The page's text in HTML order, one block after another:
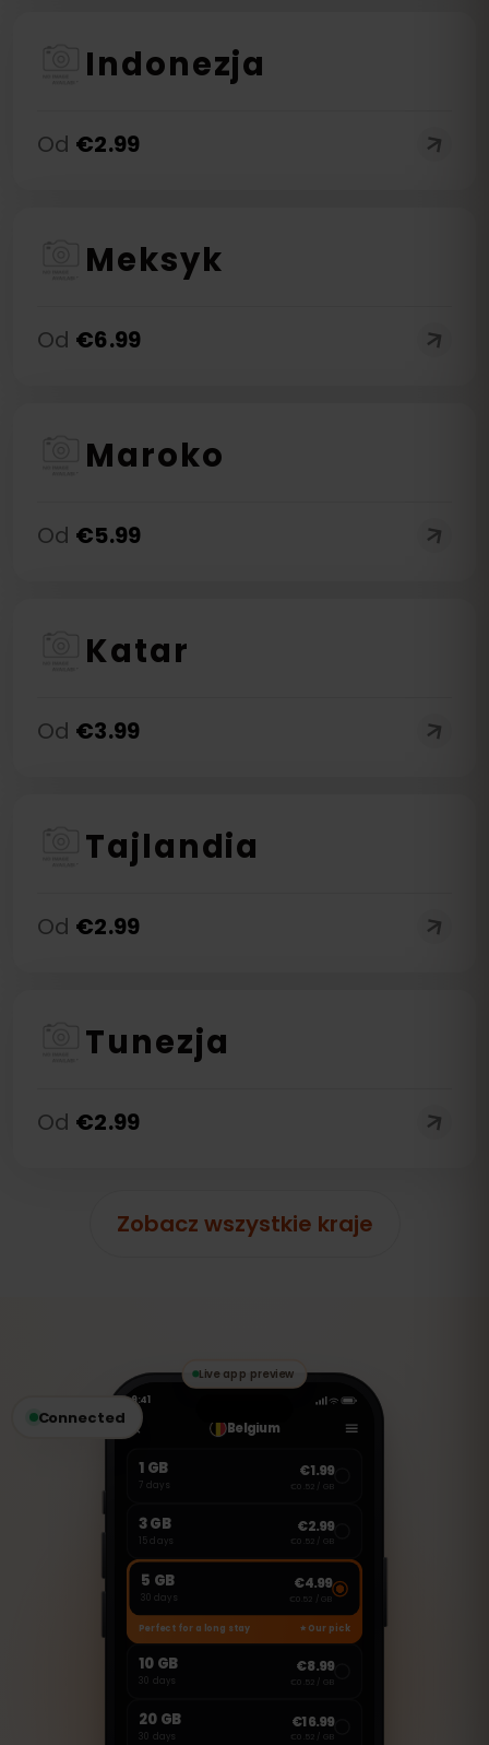
Indonezja
Od €2.99
Meksyk
Od €6.99
Maroko
Od €5.99
Katar
Od €3.99
Tajlandia
Od €2.99
Tunezja
Od €2.99
Zobacz wszystkie kraje